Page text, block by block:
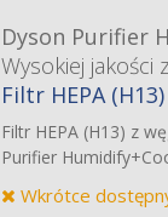
Dyson Purifier
Wysokiej jakości
Filtr HEPA
Filtr HEPA (H13) z
Purifier
Wkrótce